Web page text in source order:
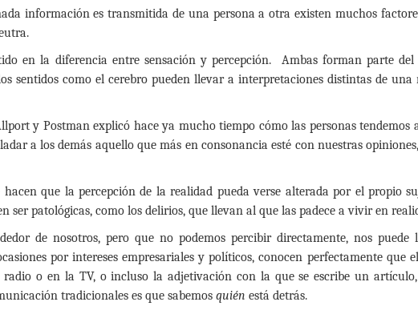
información es transmitida de una persona a otra existen muchos
en la diferencia entre sensación y percepción. Ambas forman parte
sentidos como el cerebro pueden llevar a interpretaciones distintas de
y Postman explicó hace ya mucho tiempo cómo las personas
a los demás aquello que más en consonancia esté con nuestras
que la percepción de la realidad pueda verse alterada por el propio
ser patológicas, como los delirios, que llevan al que las padece a vivir en
de nosotros, pero que no podemos percibir directamente, nos puede
por intereses empresariales y políticos, conocen perfectamente
o en la TV, o incluso la adjetivación con la que se escribe un
tradicionales es que sabemos quién está detrás.